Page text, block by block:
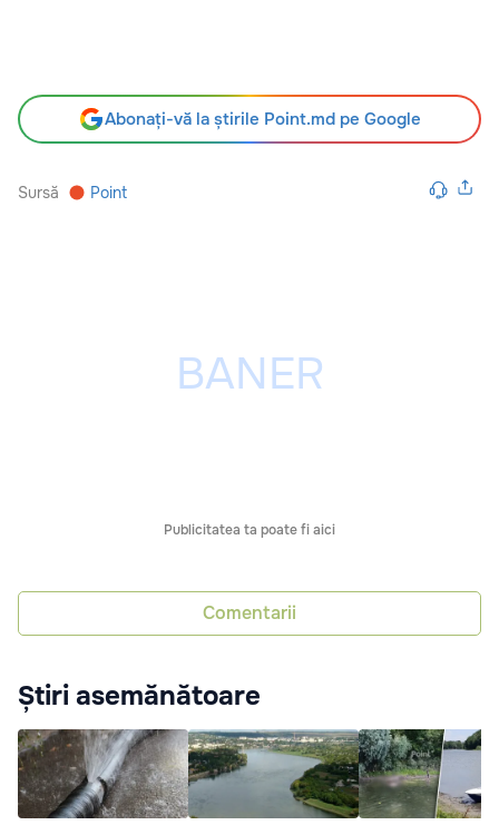
Abonați-vă la știrile Point.md pe Google
Sursă Point
Publicitatea ta poate fi aici
Comentarii
Știri asemănătoare